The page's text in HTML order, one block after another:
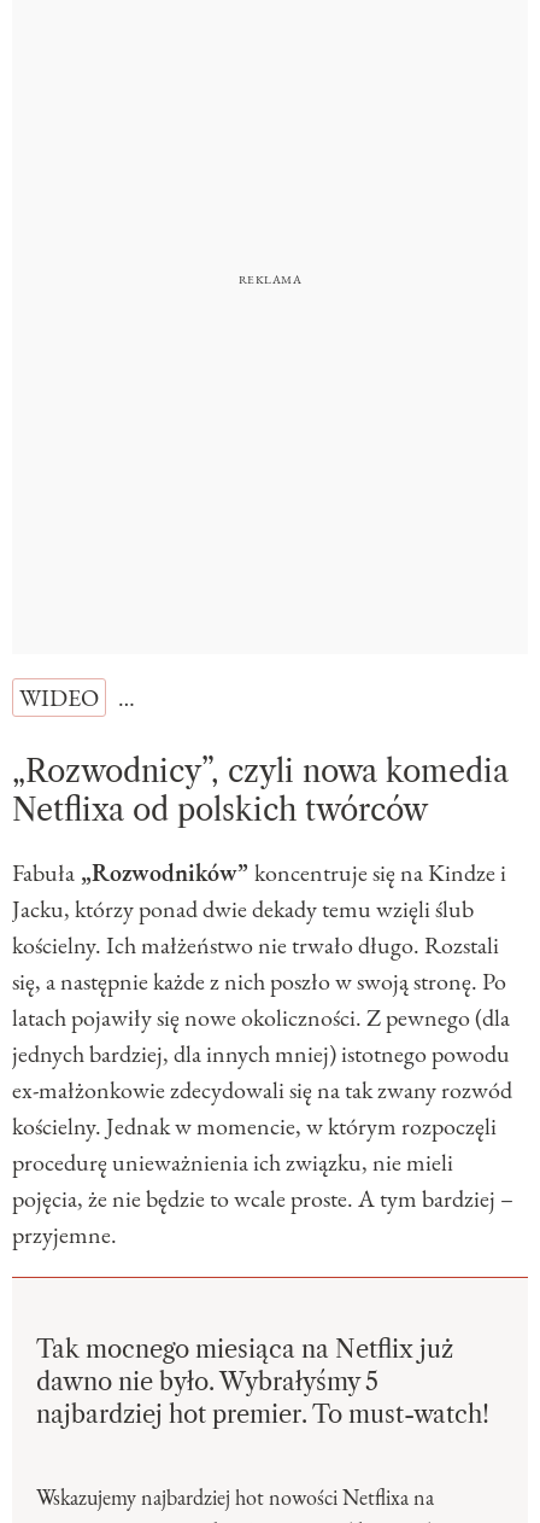
WIDEO …
„Rozwodnicy”, czyli nowa komedia
Netflixa od polskich twórców
Fabuła „Rozwodników” koncentruje się na Kindze i
Jacku, którzy ponad dwie dekady temu wzięli ślub
kościelny. Ich małżeństwo nie trwało długo. Rozstali
się, a następnie każde z nich poszło w swoją stronę. Po
latach pojawiły się nowe okoliczności. Z pewnego (dla
jednych bardziej, dla innych mniej) istotnego powodu
ex-małżonkowie zdecydowali się na tak zwany rozwód
kościelny. Jednak w momencie, w którym rozpoczęli
procedurę unieważnienia ich związku, nie mieli
pojęcia, że nie będzie to wcale proste. A tym bardziej –
przyjemne.
Tak mocnego miesiąca na Netflix już
dawno nie było. Wybrałyśmy 5
najbardziej hot premier. To must-watch!
Wskazujemy najbardziej hot nowości Netflixa na